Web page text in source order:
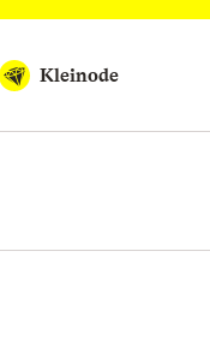
Kleinode